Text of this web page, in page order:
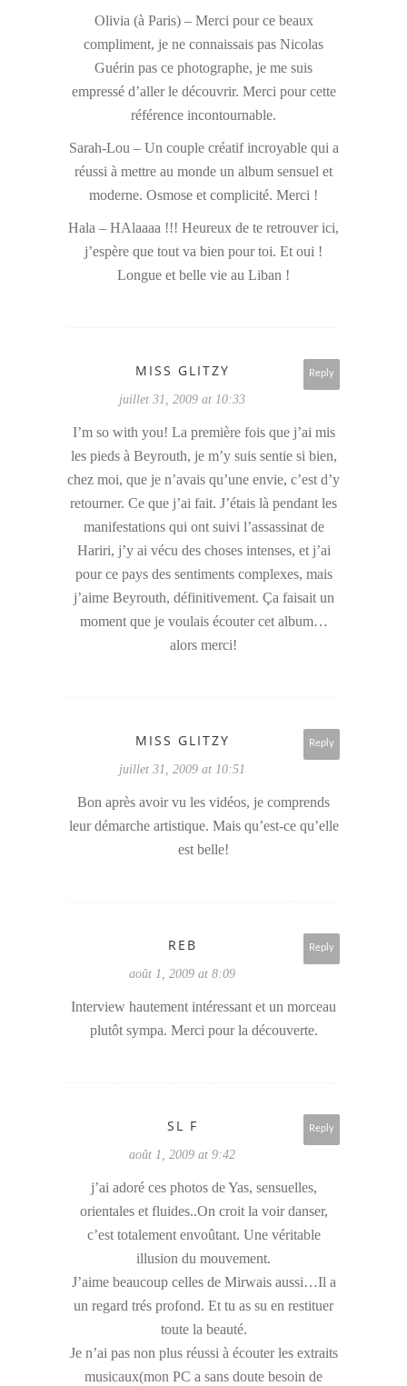
Olivia (à Paris) – Merci pour ce beaux
compliment, je ne connaissais pas Nicolas
Guérin pas ce photographe, je me suis
empressé d’aller le découvrir. Merci pour cette
référence incontournable.
Sarah-Lou – Un couple créatif incroyable qui a
réussi à mettre au monde un album sensuel et
moderne. Osmose et complicité. Merci !
Hala – HAlaaaa !!! Heureux de te retrouver ici,
j’espère que tout va bien pour toi. Et oui !
Longue et belle vie au Liban !
Reply
MISS GLITZY
juillet 31, 2009 at 10:33
I’m so with you! La première fois que j’ai mis
les pieds à Beyrouth, je m’y suis sentie si bien,
chez moi, que je n’avais qu’une envie, c’est d’y
retourner. Ce que j’ai fait. J’étais là pendant les
manifestations qui ont suivi l’assassinat de
Hariri, j’y ai vécu des choses intenses, et j’ai
pour ce pays des sentiments complexes, mais
j’aime Beyrouth, définitivement. Ça faisait un
moment que je voulais écouter cet album…
alors merci!
Reply
MISS GLITZY
juillet 31, 2009 at 10:51
Bon après avoir vu les vidéos, je comprends
leur démarche artistique. Mais qu’est-ce qu’elle
est belle!
Reply
REB
août 1, 2009 at 8:09
Interview hautement intéressant et un morceau
plutôt sympa. Merci pour la découverte.
Reply
SL F
août 1, 2009 at 9:42
j’ai adoré ces photos de Yas, sensuelles,
orientales et fluides..On croit la voir danser,
c’est totalement envoûtant. Une véritable
illusion du mouvement.
J’aime beaucoup celles de Mirwais aussi…Il a
un regard trés profond. Et tu as su en restituer
toute la beauté.
Je n’ai pas non plus réussi à écouter les extraits
musicaux(mon PC a sans doute besoin de